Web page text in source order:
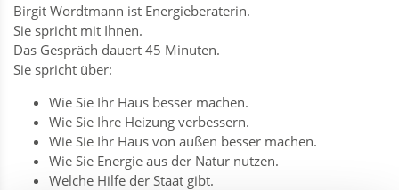
Birgit Wordtmann ist Energieberaterin.
Sie spricht mit Ihnen.
Das Gespräch dauert 45 Minuten.
Sie spricht über:
Wie Sie Ihr Haus besser machen.
Wie Sie Ihre Heizung verbessern.
Wie Sie Ihr Haus von außen besser machen.
Wie Sie Energie aus der Natur nutzen.
Welche Hilfe der Staat gibt.